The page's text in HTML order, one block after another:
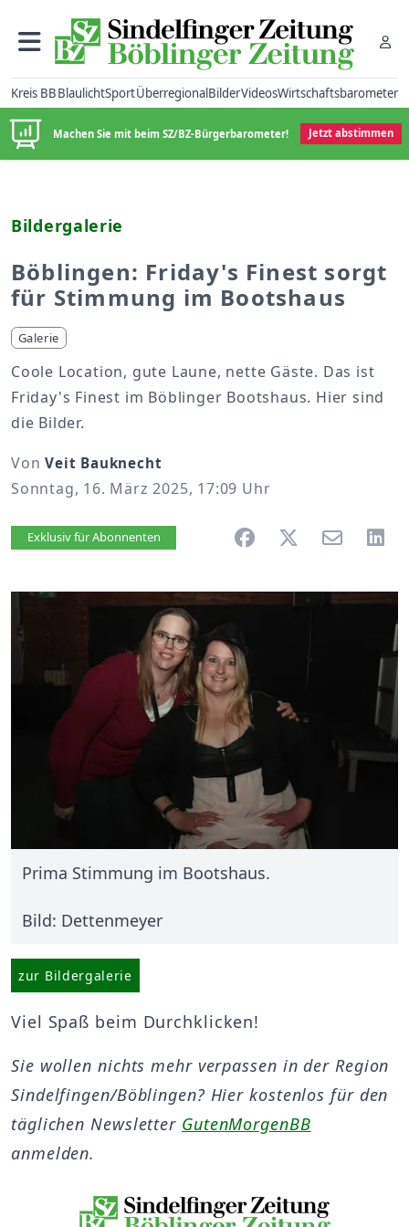
Kreis BBBlaulichtSportÜberregionalBilderVideosWirtschaftsbarometer
Machen Sie mit beim SZ/BZ-Bürgerbarometer! Jetzt abstimmen
Bildergalerie
Böblingen: Friday's Finest sorgt
für Stimmung im Bootshaus
Galerie
Coole Location, gute Laune, nette Gäste. Das ist
Friday's Finest im Böblinger Bootshaus. Hier sind
die Bilder.
VonVeit Bauknecht
Sonntag, 16. März 2025, 17:09 Uhr
Artikel vorlesen
Exklusiv für Abonnenten
Prima Stimmung im Bootshaus.
Bild: Dettenmeyer
zur Bildergalerie
Viel Spaß beim Durchklicken!
Sie wollen nichts mehr verpassen in der Region
Sindelfingen/Böblingen? Hier kostenlos für den
täglichen Newsletter GutenMorgenBB
anmelden.